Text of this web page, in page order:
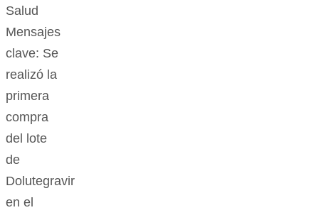
Salud
Mensajes
clave: Se
realizó la
primera
compra
del lote
de
Dolutegravir
en el